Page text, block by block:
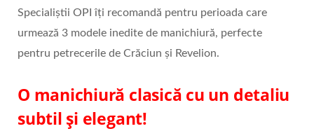
Specialiștii OPI îți recomandă pentru perioada care
urmează 3 modele inedite de manichiură, perfecte
pentru petrecerile de Crăciun și Revelion.
O manichiură clasică cu un detaliu
subtil și elegant!